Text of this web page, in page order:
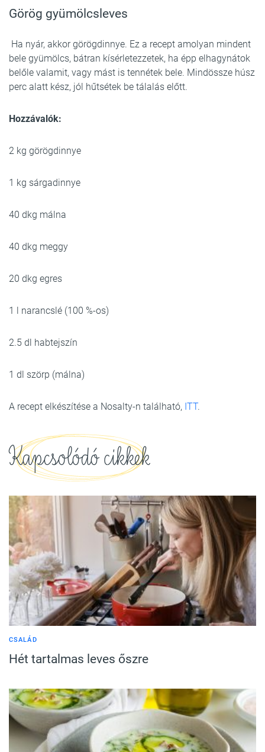
Görög gyümölcsleves
Ha nyár, akkor görögdinnye. Ez a recept amolyan mindent
bele gyümölcs, bátran kísérletezzetek, ha épp elhagynátok
belőle valamit, vagy mást is tennétek bele. Mindössze húsz
perc alatt kész, jól hűtsétek be tálalás előtt.
Hozzávalók:
2 kg görögdinnye
1 kg sárgadinnye
40 dkg málna
40 dkg meggy
20 dkg egres
1 l narancslé (100 %-os)
2.5 dl habtejszín
1 dl szörp (málna)
A recept elkészítése a Nosalty-n található, ITT.
Kapcsolódó cikkek
CSALÁD
Hét tartalmas leves őszre